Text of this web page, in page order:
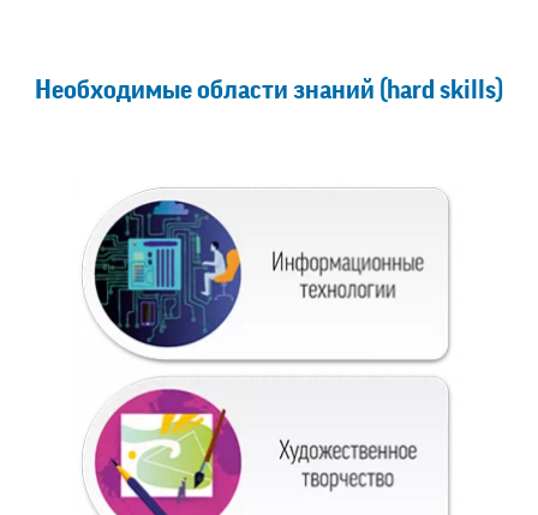
Необходимые области знаний (hard skills)